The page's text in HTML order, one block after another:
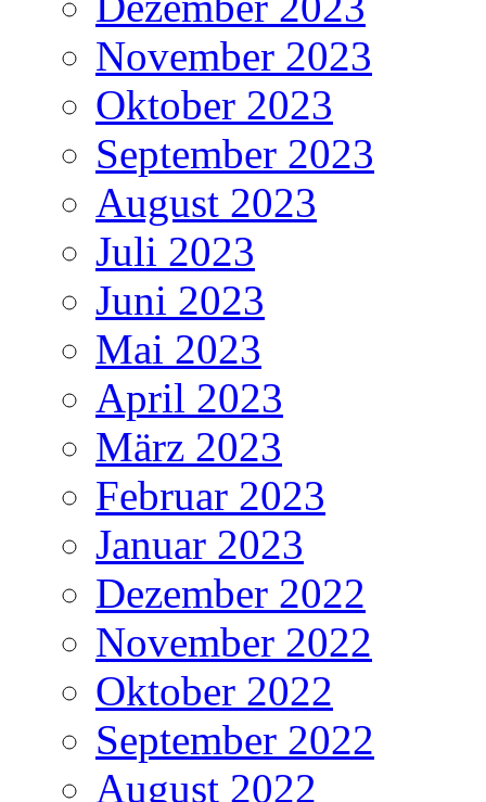
November 2023
Oktober 2023
September 2023
August 2023
Juli 2023
Juni 2023
Mai 2023
April 2023
März 2023
Februar 2023
Januar 2023
Dezember 2022
November 2022
Oktober 2022
September 2022
August 2022